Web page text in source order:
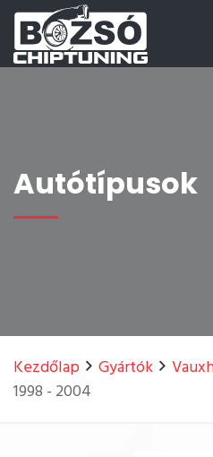
Autótípusok
Kezdőlap Gyártók
1998 - 2004